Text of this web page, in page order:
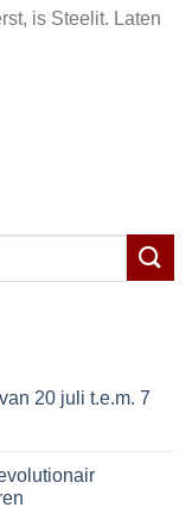
is Steelit. Laten
20 juli t.e.m. 7